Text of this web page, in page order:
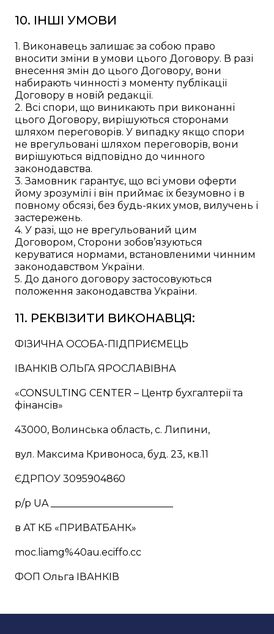
10. ІНШІ УМОВИ
1. Виконавець залишає за собою право
вносити зміни в умови цього Договору. В разі
внесення змін до цього Договору, вони
набирають чинності з моменту публікації
Договору в новій редакції.
2. Всі спори, що виникають при виконанні
цього Договору, вирішуються сторонами
шляхом переговорів. У випадку якщо спори
не врегульовані шляхом переговорів, вони
вирішуються відповідно до чинного
законодавства.
3. Замовник гарантує, що всі умови оферти
йому зрозумілі і він приймає їх безумовно і в
повному обсязі, без будь-яких умов, вилучень і
застережень.
4. У разі, що не врегульований цим
Договором, Сторони зобов’язуються
керуватися нормами, встановленими чинним
законодавством України.
5. До даного договору застосовуються
положення законодавства України.
11. РЕКВІЗИТИ ВИКОНАВЦЯ:
ФІЗИЧНА ОСОБА-ПІДПРИЄМЕЦЬ
ІВАНКІВ ОЛЬГА ЯРОСЛАВІВНА
«CONSULTING CENTER – Центр бухгалтерії та
фінансів»
43000, Волинська область, с. Липини,
вул. Максима Кривоноса, буд. 23, кв.11
ЄДРПОУ 3095904860
р/р UA _________________________
в АТ КБ «ПРИВАТБАНК»
moc.liamg%40au.eciffo.cc
ФОП Ольга ІВАНКІВ